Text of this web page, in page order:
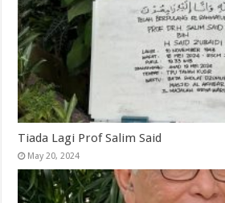
Tiada Lagi Prof Salim Said
May 20, 2024